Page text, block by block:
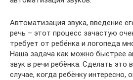
Автоматизация звука, введение
речь – этот процесс зачастую
требует от ребёнка и логопеда
Наша задача как можно быстрее
звук в речи ребёнка. Сделать
случае, когда ребёнку интересно,